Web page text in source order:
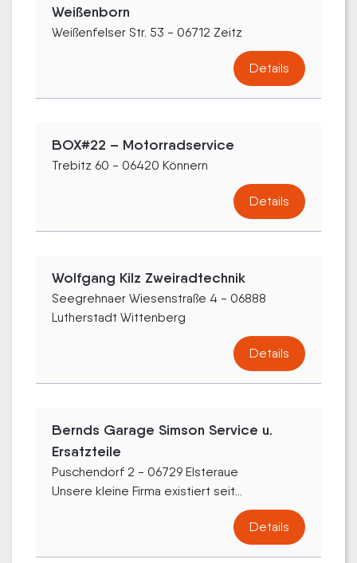
Weißenborn
Weißenfelser Str. 53 - 06712 Zeitz
Details
BOX#22 – Motorradservice
Trebitz 60 - 06420 Könnern
Details
Wolfgang Kilz Zweiradtechnik
Seegrehnaer Wiesenstraße 4 - 06888
Lutherstadt Wittenberg
Details
Bernds Garage Simson Service u.
Ersatzteile
Puschendorf 2 - 06729 Elsteraue
Unsere kleine Firma existiert seit...
Details